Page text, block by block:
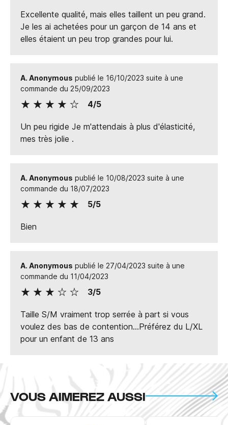
Excellente qualité, mais elles taillent un peu grand.
Je les ai achetées pour un garçon de 14 ans et
elles étaient un peu trop grandes pour lui.
A. Anonymous publié le 16/10/2023 suite à une
commande du 25/09/2023
4/5
Un peu rigide Je m'attendais à plus d'élasticité,
mes très jolie .
A. Anonymous publié le 10/08/2023 suite à une
commande du 18/07/2023
5/5
Bien
A. Anonymous publié le 27/04/2023 suite à une
commande du 11/04/2023
3/5
Taille S/M vraiment trop serrée à part si vous
voulez des bas de contention...Préférez du L/XL
pour un enfant de 13 ans
VOUS AIMEREZ AUSSI